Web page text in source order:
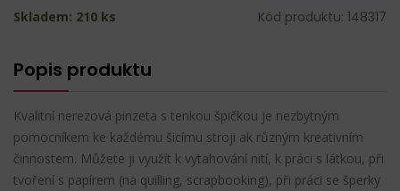
Skladem: 210 ks Kód produktu: 148317
Popis produktu
Kvalitní nerezová pinzeta s tenkou špičkou je nezbytným
pomocníkem ke každému šicímu stroji ak různým kreativním
činnostem. Můžete ji využít k vytahování nití, k práci s látkou, při
tvoření s papírem (na quilling, scrapbooking), při práci se šperky